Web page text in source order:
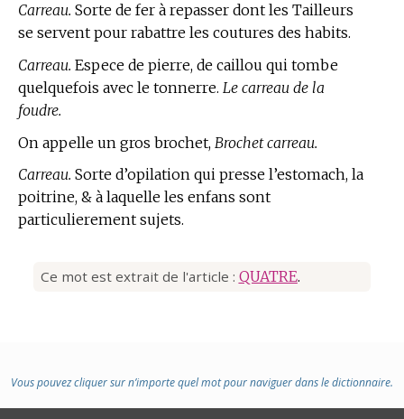
Carreau. Sorte de fer à repasser dont les Tailleurs
se servent pour rabattre les coutures des habits.
Carreau. Espece de pierre, de caillou qui tombe
quelquefois avec le tonnerre. Le carreau de la
foudre.
On appelle un gros brochet, Brochet carreau.
Carreau. Sorte d’opilation qui presse l’estomach, la
poitrine, & à laquelle les enfans sont
particulierement sujets.
Ce mot est extrait de l'article : QUATRE.
Vous pouvez cliquer sur n’importe quel mot pour naviguer dans le dictionnaire.